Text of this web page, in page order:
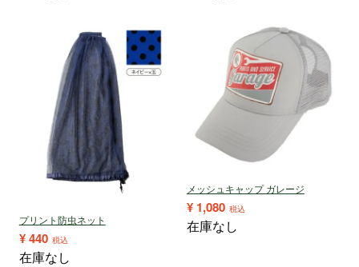
プリント防虫ネット
¥440 税込
在庫なし
メッシュキャップ ガレージ
¥ 1,080 税込
在庫なし